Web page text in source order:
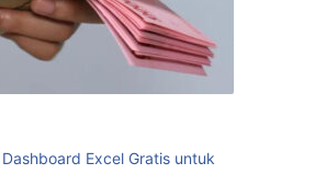
Excel Gratis untuk